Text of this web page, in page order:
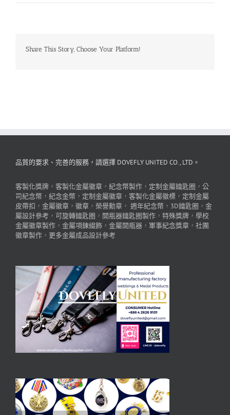
Share This Story, Choose Your Platform!
品質的要求、完善的服務，請選擇 DOVEFLY UNITED CO., LTD。
客製化獎牌 ， 客製化金屬徽章 ， 紀念幣製作 ， 定制金屬鑰匙圈 ， 公
司紀念幣 ， 紀念金幣 ， 定制金屬徽章 ， 客製化金屬徽標 ， 定制金屬
皮帶扣 ， 金屬徽章 ， 徽章 ， 榮譽勳章 ， 週年紀念幣 ， 3D鑰匙圈 ， 金
屬設計參考 ， 可旋轉鑰匙圈 ， 開瓶器鑰匙圈製作 ， 特殊獎牌 ， 學校
金屬徽章製作 ， 金屬項鍊綴飾 ， 金屬開瓶器 ， 軍事紀念獎章 ， 社團
徽章製作 ， 更多金屬成品設計參考